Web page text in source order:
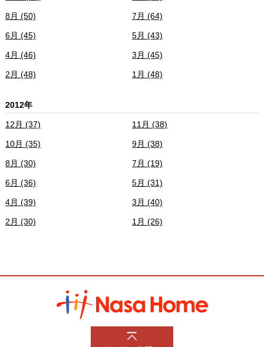
8月 (50) 7月 (64)
6月 (45) 5月 (43)
4月 (46) 3月 (45)
2月 (48) 1月 (48)
2012年
12月 (37) 11月 (38)
10月 (35) 9月 (38)
8月 (30) 7月 (19)
6月 (36) 5月 (31)
4月 (39) 3月 (40)
2月 (30) 1月 (26)